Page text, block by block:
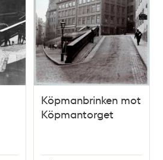
Köpmanbrinken mot
Köpmantorget